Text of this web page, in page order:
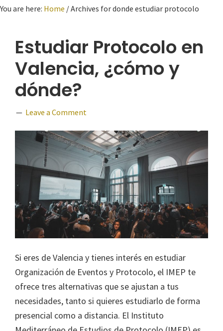
You are here: Home /Archives for donde estudiar protocolo
Estudiar Protocolo en
Valencia, ¿cómo y
dónde?
Leave a Comment
Si eres de Valencia y tienes interés en estudiar
Organización de Eventos y Protocolo, el IMEP te
ofrece tres alternativas que se ajustan a tus
necesidades, tanto si quieres estudiarlo de forma
presencial como a distancia. El Instituto